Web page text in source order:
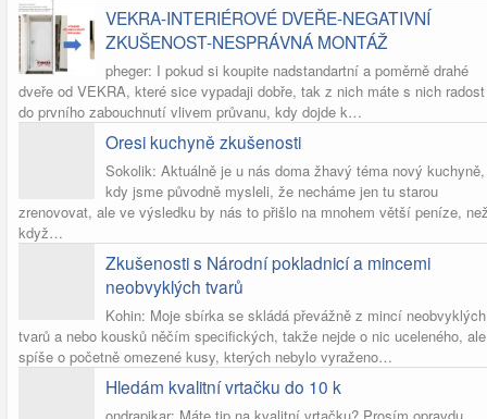
VEKRA-INTERIÉROVÉ DVEŘE-NEGATIVNÍ
ZKUŠENOST-NESPRÁVNÁ MONTÁŽ
pheger: I pokud si koupite nadstandartní a poměrně drahé
dveře od VEKRA, které sice vypadaji dobře, tak z nich máte s nich radost
do prvního zabouchnutí vlivem průvanu, kdy dojde k…
Oresi kuchyně zkušenosti
Sokolik: Aktuálně je u nás doma žhavý téma nový kuchyně,
kdy jsme původně mysleli, že necháme jen tu starou
zrenovovat, ale ve výsledku by nás to přišlo na mnohem větší peníze,
když…
Zkušenosti s Národní pokladnicí a mincemi
neobvyklých tvarů
Kohin: Moje sbírka se skládá převážně z mincí neobvyklých
tvarů a nebo kousků něčím specifických, takže nejde o nic uceleného, ale
spíše o početně omezené kusy, kterých nebylo vyraženo…
Hledám kvalitní vrtačku do 10 k